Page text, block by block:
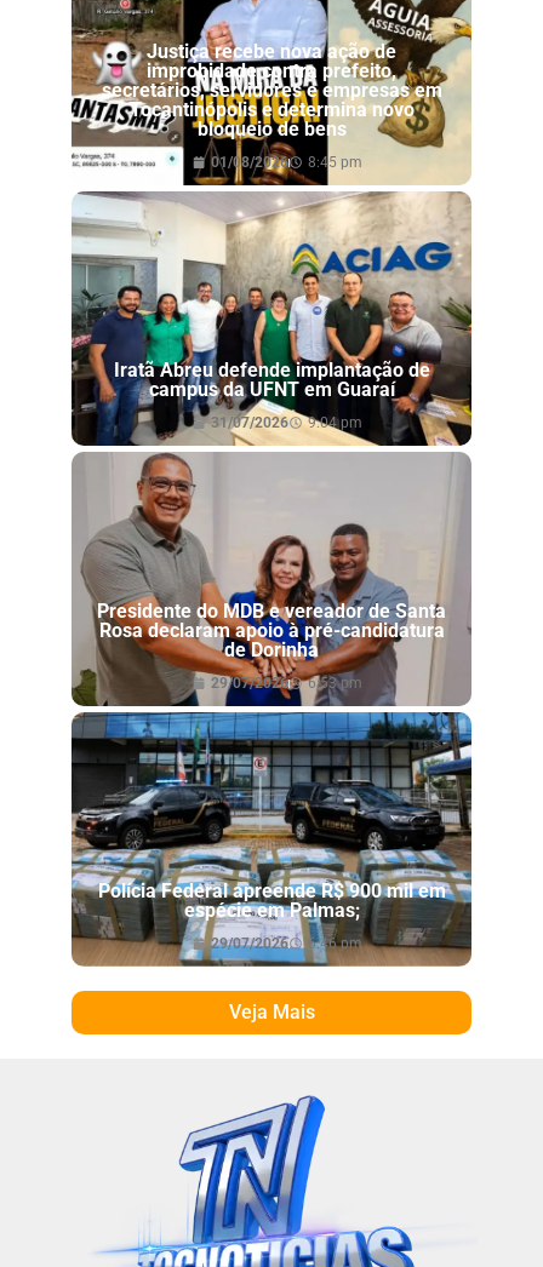
Justiça recebe nova ação de
improbidade contra prefeito,
secretários, servidores e empresas em
Tocantinópolis e determina novo
bloqueio de bens
01/08/2026 8:45 pm
Iratã Abreu defende implantação de
campus da UFNT em Guaraí
31/07/2026 9:04 pm
Presidente do MDB e vereador de Santa
Rosa declaram apoio à pré-candidatura
de Dorinha
29/07/2026 6:53 pm
Polícia Federal apreende R$ 900 mil em
espécie em Palmas;
29/07/2026 6:46 pm
Veja Mais